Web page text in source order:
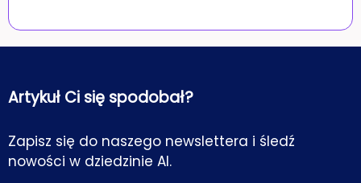
Artykuł Ci się spodobał?
Zapisz się do naszego newslettera i śledź
nowości w dziedzinie AI.